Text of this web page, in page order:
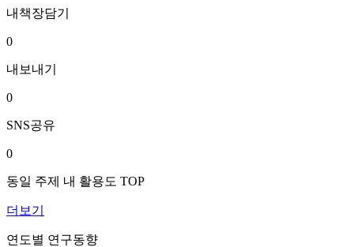
내책장담기
0
내보내기
0
SNS공유
0
동일 주제 내 활용도 TOP
더보기
연도별 연구동향